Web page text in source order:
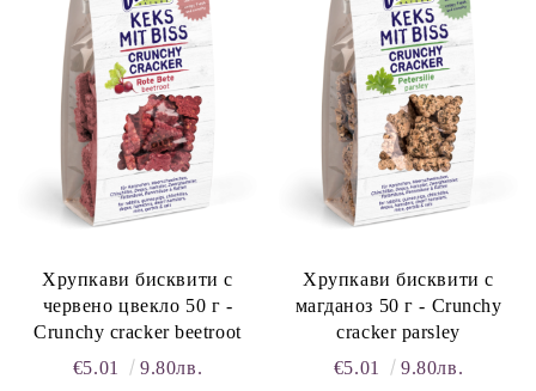
Flatazor,
Хрупкави бисквити с
червено цвекло 50 г -
Crunchy cracker beetroot
€5.01
9.80лв.
Хрупкави бисквити с
магданоз 50 г - Crunchy
cracker parsley
€5.01
9.80лв.